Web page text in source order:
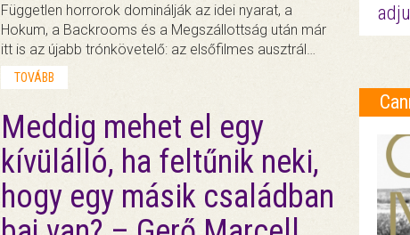
Független horrorok dominálják az idei nyarat, a
Hokum, a Backrooms és a Megszállottság után már
itt is az újabb trónkövetelő: az elsőfilmes ausztrál…
TOVÁBB
Meddig mehet el egy
kívülálló, ha feltűnik neki,
hogy egy másik családban